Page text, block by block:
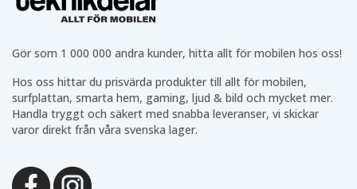
Gör som 1 000 000 andra kunder, hitta allt för mobilen hos oss!
Hos oss hittar du prisvärda produkter till allt för mobilen,
surfplattan, smarta hem, gaming, ljud & bild och mycket mer.
Handla tryggt och säkert med snabba leveranser, vi skickar
varor direkt från våra svenska lager.